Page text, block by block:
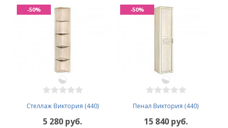
Стеллаж Виктория (440)
5 280 руб.
-50%
Пенал Виктория (440)
15 840 руб.
-50%